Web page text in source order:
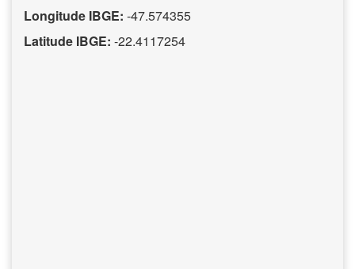
Longitude IBGE: -47.574355
Latitude IBGE: -22.4117254